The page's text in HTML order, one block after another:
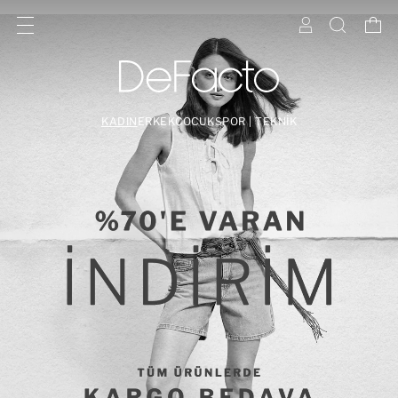
KADIN ERKEKÇOCUKSPOR | TEKNİK